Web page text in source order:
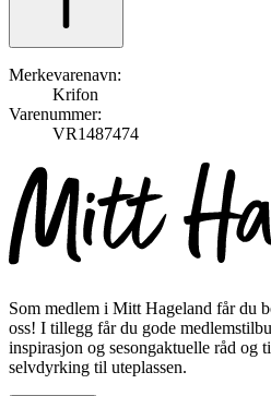
Merkevarenavn:
Krifon
Varenummer:
VR1487474
Som medlem i Mitt Hageland får du
oss! I tillegg får du gode
inspirasjon og sesongaktuelle råd og
selvdyrking til uteplassen.